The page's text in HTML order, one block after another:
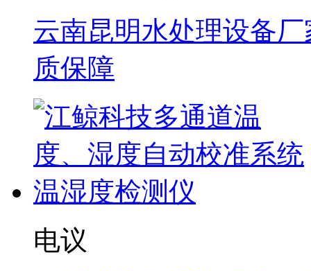
云南昆明水处理设备
质保障
电议